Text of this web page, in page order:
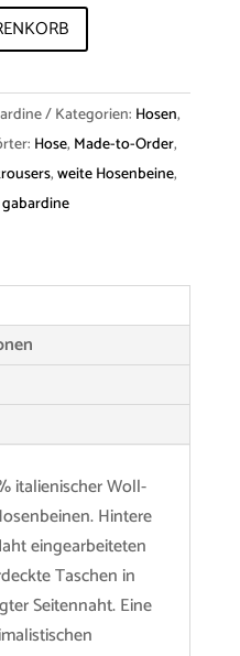
Kategorien: Hosen,
Hose, Made-to-Order,
,weite Hosenbeine,
italienischer Woll-
Hintere
eingearbeiteten
Taschen in
Seitennaht. Eine